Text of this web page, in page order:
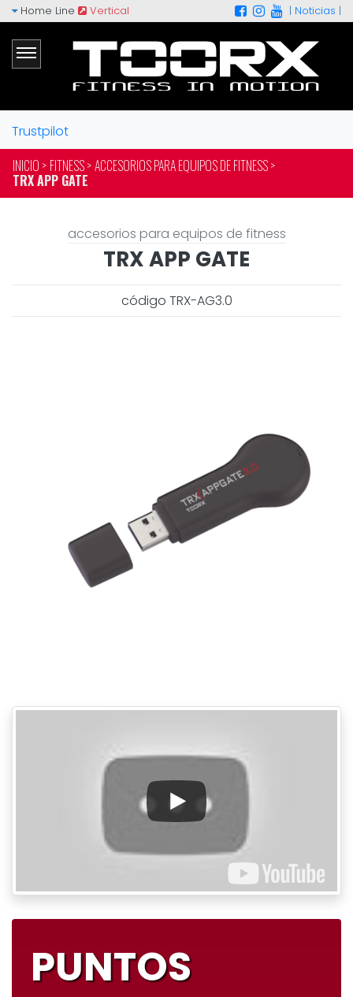
Home Line Vertical | Noticias |
Trustpilot
INICIO > FITNESS >ACCESORIOS PARA EQUIPOS DE FITNESS >
TRX APP GATE
accesorios para equipos de fitness
TRX APP GATE
código TRX-AG3.0
PUNTOS